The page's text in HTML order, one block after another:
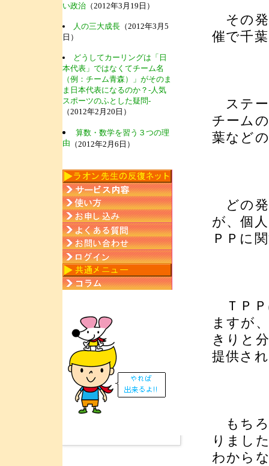
い政治（2012年3月19日）
人の三大成長（2012年3月5
日）
どうしてカーリングは「日
本代表」ではなくてチーム名
（例：チーム青森）」がそのま
ま日本代表になるのか？-人気
スポーツのふとした疑問-
（2012年2月20日）
算数・数学を習う３つの理
由 （2012年2月6日）
その発
催で千
ステー
チーム
葉など
どの発
が、個
ＰＰに
ＴＰＰ
ますが
きりと
提供さ
もちろ
りまし
わから